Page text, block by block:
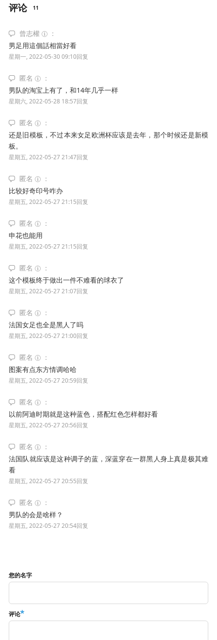
评论 11
曾志權
男足用這個話相當好看
星期一, 2022-05-30 09:10回复
匿名
男队的淘宝上有了，和14年几乎一样
星期六, 2022-05-28 18:57回复
匿名
还是旧模板，不过本来女足欧洲杯应该是去年，那个时候还是新模
板。
星期五, 2022-05-27 21:47回复
匿名
比较好奇印号咋办
星期五, 2022-05-27 21:15回复
匿名
申花也能用
星期五, 2022-05-27 21:15回复
匿名
这个模板终于做出一件不难看的球衣了
星期五, 2022-05-27 21:07回复
匿名
法国女足也全是黑人了吗
星期五, 2022-05-27 21:00回复
匿名
图案有点东方情调哈哈
星期五, 2022-05-27 20:59回复
匿名
以前阿迪时期就是这种蓝色，搭配红色怎样都好看
星期五, 2022-05-27 20:56回复
匿名
法国队就应该是这种调子的蓝，深蓝穿在一群黑人身上真是极其难
看
星期五, 2022-05-27 20:55回复
匿名
男队的会是啥样？
星期五, 2022-05-27 20:54回复
您的名字
评论